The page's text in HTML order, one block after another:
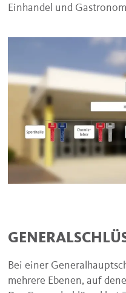
Einhandel und
Bei einer
mehrere Ebenen, auf